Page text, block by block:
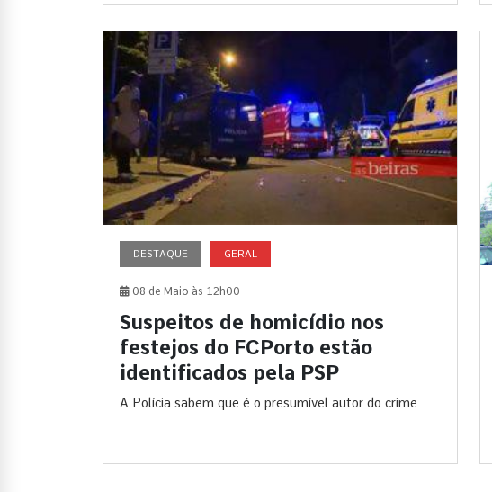
DESTAQUE GERAL
08 de Maio às 12h00
Suspeitos de homicídio nos
festejos do FCPorto estão
identificados pela PSP
A Polícia sabem que é o presumível autor do crime